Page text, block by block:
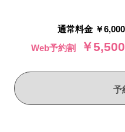
通常料金 ￥6,000
Web予約割
￥5,500
予